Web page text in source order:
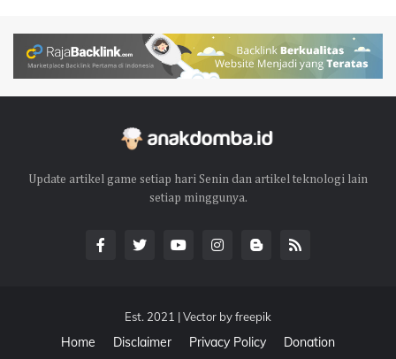
Update artikel game setiap hari Senin dan artikel teknologi lain
setiap minggunya.
Est. 2021 | Vector byfreepik
Home Disclaimer Privacy Policy Donation